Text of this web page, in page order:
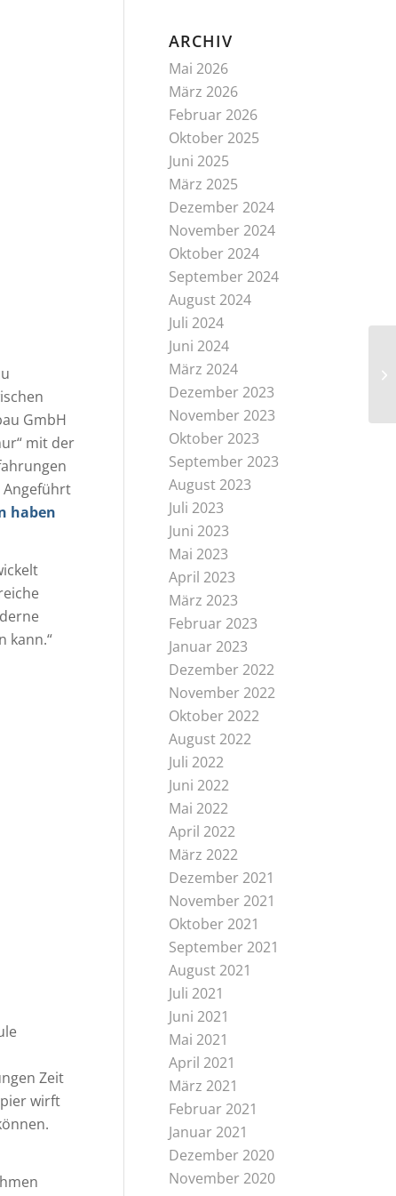
GmbH
mit der
Angeführt
haben
kann.“
Zeit
wirft
ARCHIV
Mai 2026
März 2026
Februar 2026
Oktober 2025
Juni 2025
März 2025
Dezember 2024
November 2024
Oktober 2024
September 2024
August 2024
Juli 2024
Juni 2024
März 2024
Dezember 2023
November 2023
Oktober 2023
September 2023
August 2023
Juli 2023
Juni 2023
Mai 2023
April 2023
März 2023
Februar 2023
Januar 2023
Dezember 2022
November 2022
Oktober 2022
August 2022
Juli 2022
Juni 2022
Mai 2022
April 2022
März 2022
Dezember 2021
November 2021
Oktober 2021
September 2021
August 2021
Juli 2021
Juni 2021
Mai 2021
April 2021
März 2021
Februar 2021
Januar 2021
Dezember 2020
November 2020